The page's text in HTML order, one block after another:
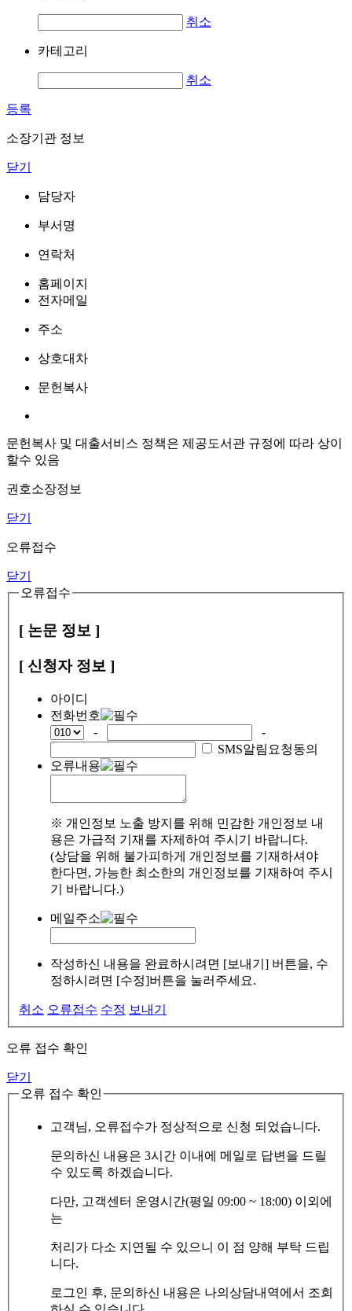
취소
카테고리
취소
등록
소장기관 정보
닫기
담당자
부서명
연락처
홈페이지
전자메일
주소
상호대차
문헌복사
문헌복사 및 대출서비스 정책은 제공도서관 규정에 따라 상이
할수 있음
권호소장정보
닫기
오류접수
닫기
오류접수
[ 논문 정보 ]
[ 신청자 정보 ]
아이디
전화번호
-
-
SMS알림요청동의
오류내용
※ 개인정보 노출 방지를 위해 민감한 개인정보 내
용은 가급적 기재를 자제하여 주시기 바랍니다.
(상담을 위해 불가피하게 개인정보를 기재하셔야
한다면, 가능한 최소한의 개인정보를 기재하여 주시
기 바랍니다.)
메일주소
작성하신 내용을 완료하시려면 [보내기] 버튼을, 수
정하시려면 [수정]버튼을 눌러주세요.
취소 오류접수 수정 보내기
오류 접수 확인
닫기
오류 접수 확인
고객님, 오류접수가 정상적으로 신청 되었습니다.
문의하신 내용은 3시간 이내에 메일로 답변을 드릴
수 있도록 하겠습니다.
다만, 고객센터 운영시간(평일 09:00 ~ 18:00) 이외에
는
처리가 다소 지연될 수 있으니 이 점 양해 부탁 드립
니다.
로그인 후, 문의하신 내용은 나의상담내역에서 조회